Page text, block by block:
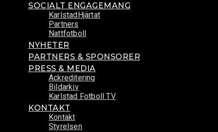
SOCIALT ENGAGEMANG
KarlstadHjärtat
Partners
Nattfotboll
NYHETER
PARTNERS & SPONSORER
PRESS & MEDIA
Ackreditering
Bildarkiv
Karlstad Fotboll TV
KONTAKT
Kontakt
Styrelsen